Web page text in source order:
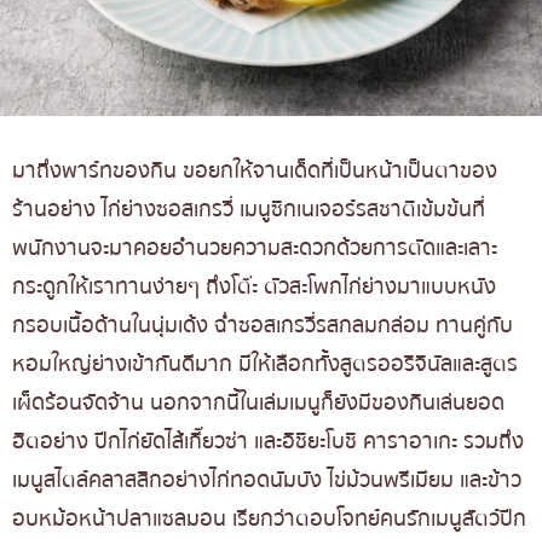
มาถึงพาร์ทของกิน ขอยกให้จานเด็ดที่เป็นหน้าเป็นตาของ
ร้านอย่าง ไก่ย่างซอสเกรวี่ เมนูซิกเนเจอร์รสชาติเข้มข้นที่
พนักงานจะมาคอยอำนวยความสะดวกด้วยการตัดและเลาะ
กระดูกให้เราทานง่ายๆ ถึงโต๊ะ ตัวสะโพกไก่ย่างมาแบบหนัง
กรอบเนื้อด้านในนุ่มเด้ง ฉ่ำซอสเกรวี่รสกลมกล่อม ทานคู่กับ
หอมใหญ่ย่างเข้ากันดีมาก มีให้เลือกทั้งสูตรออริจินัลและสูตร
เผ็ดร้อนจัดจ้าน นอกจากนี้ในเล่มเมนูก็ยังมีของกินเล่นยอด
ฮิตอย่าง ปีกไก่ยัดไส้เกี๊ยวซ่า และอิชิยะโบชิ คาราอาเกะ รวมถึง
เมนูสไตล์คลาสสิกอย่างไก่ทอดนัมบัง ไข่ม้วนพรีเมียม และข้าว
อบหม้อหน้าปลาแซลมอน เรียกว่าตอบโจทย์คนรักเมนูสัตว์ปีก